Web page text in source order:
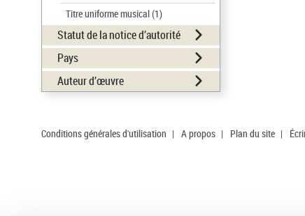
Titre uniforme musical(1)
Statut de la notice d’autorité
Pays
Auteur d’œuvre
Conditions générales d'utilisation | A propos | Plan du site |